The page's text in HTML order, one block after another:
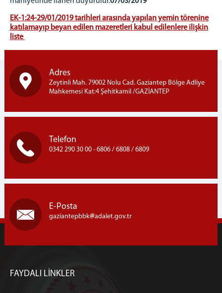
EK-1:24-29/01/2019 tarihleri arasında yapılan yemin törenine
katılamayıp beyan edilen mazeretleri kabul edilenlere ilişkin
liste
Adres
Zeytinli Mah. 79002 Nolu Cad. Gaziantep Bölge Adliye
Mahkemesi Kat:4 Şehitkamil /GAZİANTEP
Telefon
0342 290 30 00 - 6806 / 6808 / 6809
E-Posta
gaziantepbbk adalet.gov.tr
FAYDALI LİNKLER